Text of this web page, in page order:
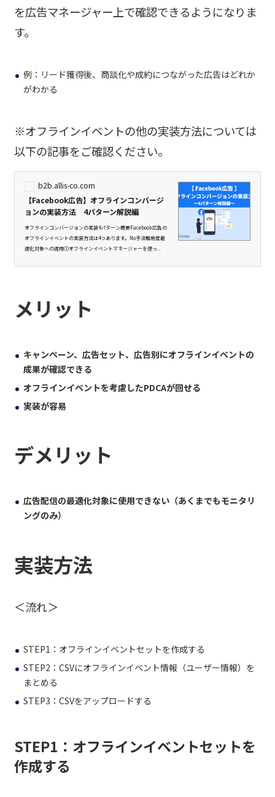
を広告マネージャー上で確認できるようになりま
す。
例：リード獲得後、商談化や成約につながった広告はどれか
がわかる
※オフラインイベントの他の実装方法については
以下の記事をご確認ください。
b2b.allis-co.com
【Facebook広告】オフラインコンバージ
ョンの実装方法 4パターン解説編
オフラインコンバージョンの実装4パターン概要Facebook広告の
オフラインイベントの実装方法は4つあります。No手法難易度最
適化対象への適用①オフラインイベントマネージャーを使っ...
メリット
キャンペーン、広告セット、広告別にオフラインイベントの
成果が確認できる
オフラインイベントを考慮したPDCAが回せる
実装が容易
デメリット
広告配信の最適化対象に使用できない（あくまでもモニタリ
ングのみ）
実装方法
＜流れ＞
STEP1：オフラインイベントセットを作成する
STEP2：CSVにオフラインイベント情報（ユーザー情報）を
まとめる
STEP3：CSVをアップロードする
STEP1：オフラインイベントセットを
作成する